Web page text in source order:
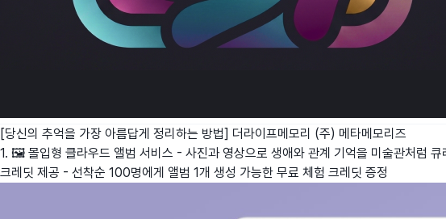
[당신의 추억을 가장 아름답게 정리하는 방법] 더라이프메모리 (주) 메타메모리즈
1. 🖼️ 몰입형 클라우드 앨범 서비스 - 사진과 영상으로 생애와 관계 기억을 미술관처럼
크레딧 제공 - 선착순 100명에게 앨범 1개 생성 가능한 무료 체험 크레딧 증정